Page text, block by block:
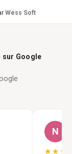
Wess Soft
sur Google
N